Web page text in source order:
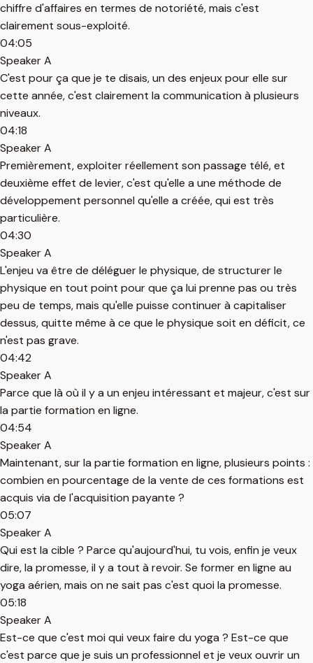
chiffre d'affaires en termes de notoriété, mais c'est
clairement sous-exploité.
04:05
Speaker A
C'est pour ça que je te disais, un des enjeux pour elle sur
cette année, c'est clairement la communication à plusieurs
niveaux.
04:18
Speaker A
Premièrement, exploiter réellement son passage télé, et
deuxième effet de levier, c'est qu'elle a une méthode de
développement personnel qu'elle a créée, qui est très
particulière.
04:30
Speaker A
L'enjeu va être de déléguer le physique, de structurer le
physique en tout point pour que ça lui prenne pas ou très
peu de temps, mais qu'elle puisse continuer à capitaliser
dessus, quitte même à ce que le physique soit en déficit, ce
n'est pas grave.
04:42
Speaker A
Parce que là où il y a un enjeu intéressant et majeur, c'est sur
la partie formation en ligne.
04:54
Speaker A
Maintenant, sur la partie formation en ligne, plusieurs points :
combien en pourcentage de la vente de ces formations est
acquis via de l'acquisition payante ?
05:07
Speaker A
Qui est la cible ? Parce qu'aujourd'hui, tu vois, enfin je veux
dire, la promesse, il y a tout à revoir. Se former en ligne au
yoga aérien, mais on ne sait pas c'est quoi la promesse.
05:18
Speaker A
Est-ce que c'est moi qui veux faire du yoga ? Est-ce que
c'est parce que je suis un professionnel et je veux ouvrir un